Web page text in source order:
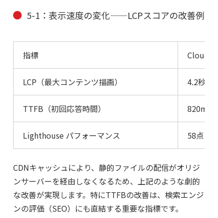
5-1：表示速度の変化——LCPスコアの改善例
指標
LCP（最大コンテンツ描画） 4.2秒（
TTFB（初回応答時間） 820ms
Lighthouse パフォーマンス 58点
CDNキャッシュにより、静的ファイルの配信がオリジ
ンサーバーを経由しなくなるため、上記のような劇的
な改善が実現します。特にTTFBの改善は、検索エンジ
ンの評価（SEO）にも直結する重要な指標です。